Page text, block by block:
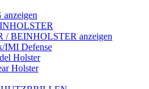
/ BEINHOLSTER anzeigen
IMI Defense
Holster
Holster